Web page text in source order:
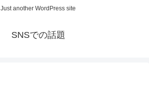
Just another WordPress site
SNSでの話題